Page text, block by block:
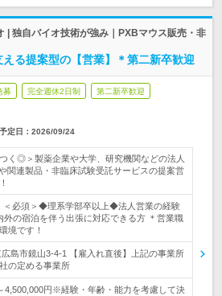
| 独自バイオ技術が強み｜PXBマウス販売・非
える提案型の【営業】＊第二新卒歓迎
募 完全週休2日制 第二新卒歓迎
定日： 2026/09/24
く◎＞製薬企業や大学、研究機関などの法人
関連製品・非臨床試験受託サービスの提案営
＜必須＞◆理系学部卒以上◆法人営業の経験
外の宿泊を伴う出張に対応できる方 ＊営業職
境です！
広島市鏡山3-4-1 【雇入れ直後】上記の事業所
の定める事業所
4,500,000円※経験・年齢・能力を考慮して決